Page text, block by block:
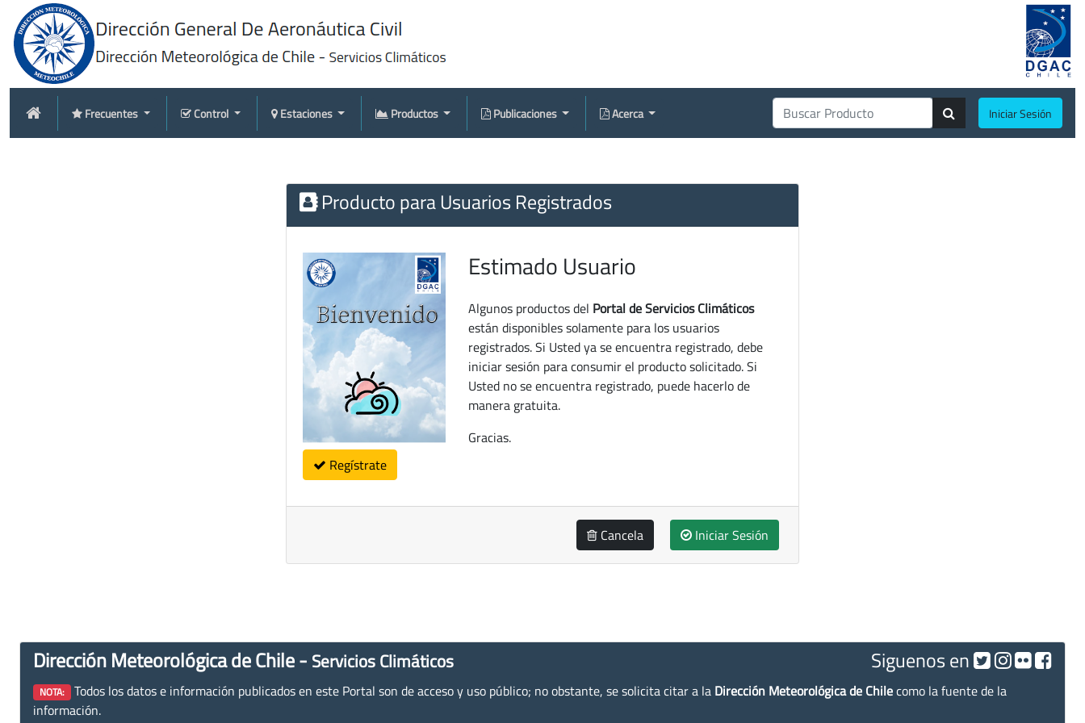
Frecuentes Control Estaciones Productos Publicaciones Acerca Iniciar Sesión
Producto para Usuarios Registrados
Regístrate
Estimado Usuario
Algunos productos del Portal de Servicios Climáticos
están disponibles solamente para los usuarios
registrados. Si Usted ya se encuentra registrado, debe
iniciar sesión para consumir el producto solicitado. Si
Usted no se encuentra registrado, puede hacerlo de
manera gratuita.
Gracias.
Cancela Iniciar Sesión
Dirección Meteorológica de Chile - Servicios Climáticos Siguenos en
NOTA: Todos los datos e información publicados en este Portal son de acceso y uso público; no obstante, se solicita citar a la Dirección Meteorológica de Chilecomo la fuente de la
información.